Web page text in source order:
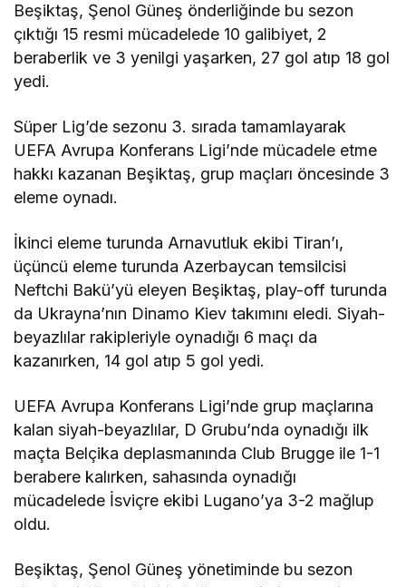
Beşiktaş, Şenol Güneş önderliğinde bu sezon
çıktığı 15 resmi mücadelede 10 galibiyet, 2
beraberlik ve 3 yenilgi yaşarken, 27 gol atıp 18 gol
yedi.
Süper Lig’de sezonu 3. sırada tamamlayarak
UEFA Avrupa Konferans Ligi’nde mücadele etme
hakkı kazanan Beşiktaş, grup maçları öncesinde 3
eleme oynadı.
İkinci eleme turunda Arnavutluk ekibi Tiran’ı,
üçüncü eleme turunda Azerbaycan temsilcisi
Neftchi Bakü’yü eleyen Beşiktaş, play-off turunda
da Ukrayna’nın Dinamo Kiev takımını eledi. Siyah-
beyazlılar rakipleriyle oynadığı 6 maçı da
kazanırken, 14 gol atıp 5 gol yedi.
UEFA Avrupa Konferans Ligi’nde grup maçlarına
kalan siyah-beyazlılar, D Grubu’nda oynadığı ilk
maçta Belçika deplasmanında Club Brugge ile 1-1
berabere kalırken, sahasında oynadığı
mücadelede İsviçre ekibi Lugano’ya 3-2 mağlup
oldu.
Beşiktaş, Şenol Güneş yönetiminde bu sezon